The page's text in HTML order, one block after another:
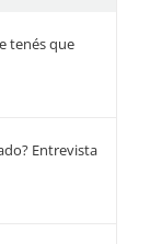
tenés que
Entrevista